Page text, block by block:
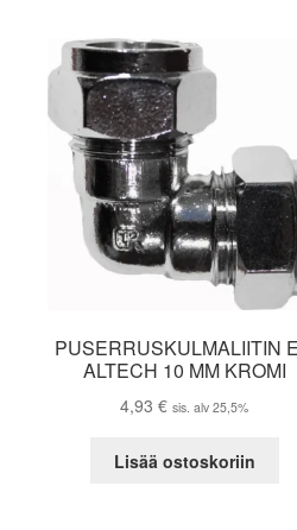
PUSERRUSKULMALIITIN
ALTECH 10 MM KROMI
4,93€ sis. alv 25,5%
Lisää ostoskoriin